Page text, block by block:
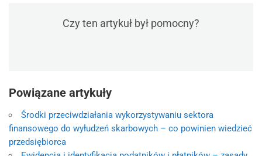
Czy ten artykuł był pomocny?
Powiązane artykuły
Środki przeciwdziałania wykorzystywaniu sektora
finansowego do wyłudzeń skarbowych – co powinien wiedzieć
przedsiębiorca